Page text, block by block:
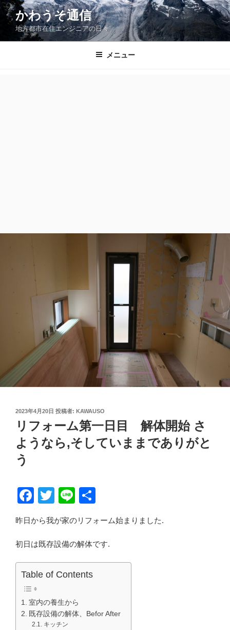
コ
ン
ン
かわうそ通信
地方都市在住エンジニアの日々
メニュー
投
稿
日:
2023年4月20日 投稿者: KAWAUSO
リフォーム第一日目 解体開始 さ
ようなら,そしていままでありがと
う
F
c
e
b
o
o
k
T
wi
tt
er
Li
e
昨日から我が家のリフォーム始まりました.
初日は既存設備の解体です.
Table of Contents
室内の養生から
既存設備の解体、Befor After
キッチン